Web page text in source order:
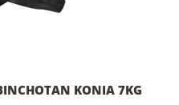
KONIA 7KG